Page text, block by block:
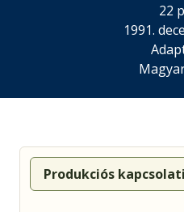
22
1991.
Produkciós